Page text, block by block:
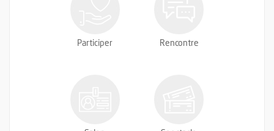
Participer Rencontre